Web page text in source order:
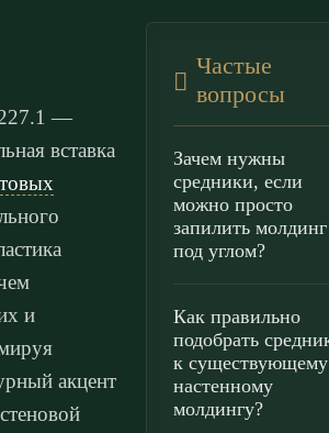
—
вставка
и
акцент
Частые
вопросы
Зачем нужны
средники, если
можно просто
запилить молдинг
под углом?
Как правильно
подобрать
к существующему
настенному
молдингу?